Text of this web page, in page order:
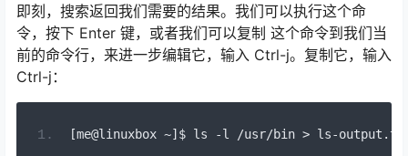
即刻，搜索返回我们需要的结果。我们可以执行这个命
令，按下 Enter 键，或者我们可以复制 这个命令到我们当
前的命令行，来进一步编辑它，输入 Ctrl-j。复制它，输入
Ctrl-j：
[me@linuxbox ~] $ ls -l /usr/bin > ls-output .